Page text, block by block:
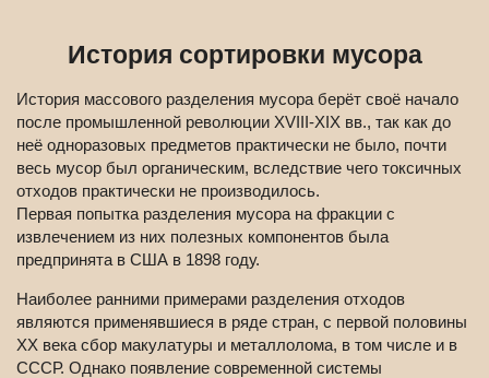
История сортировки мусора
История массового разделения мусора берёт своё начало
после промышленной революции XVIII-XIX вв., так как до
неё одноразовых предметов практически не было, почти
весь мусор был органическим, вследствие чего токсичных
отходов практически не производилось.
Первая попытка разделения мусора на фракции с
извлечением из них полезных компонентов была
предпринята в США в 1898 году.
Наиболее ранними примерами разделения отходов
являются применявшиеся в ряде стран, с первой половины
XX века сбор макулатуры и металлолома, в том числе и в
СССР. Однако появление современной системы